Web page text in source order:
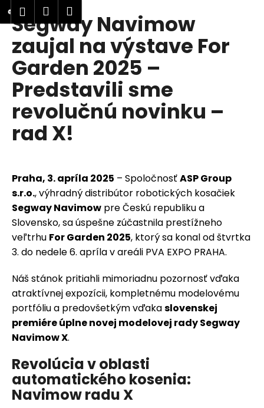
Prejsť
na
obsah
Prihlásenie
Nákupný
košík
Segway Navimow
zaujal na výstave For
Garden 2025 –
Predstavili sme
revolučnú novinku –
rad X!
Praha, 3. apríla 2025 – SpoločnosťASP Group
s.r.o., výhradný distribútor robotických kosačiek
Segway Navimow pre Českú republiku a
Slovensko, sa úspešne zúčastnila prestížneho
veľtrhu For Garden 2025, ktorý sa konal od štvrtka
3. do nedele 6. apríla v areáli PVA EXPO PRAHA.
Náš stánok pritiahli mimoriadnu pozornosť vďaka
atraktívnej expozícii, kompletnému modelovému
portfóliu a predovšetkým vďakaslovenskej
premiére úplne novej modelovej rady Segway
Navimow X.
Revolúcia v oblasti
automatického kosenia:
Navimow radu X
K
o Späť
Späť
Č
o
p
o
t
r
b
u
j
e
t
e
á
j
s
ť
?
HĽADAŤ